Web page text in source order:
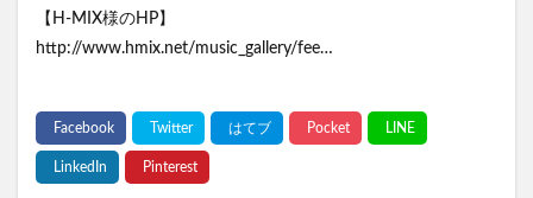
【H-MIX様のHP】
http://www.hmix.net/music_gallery/fee…